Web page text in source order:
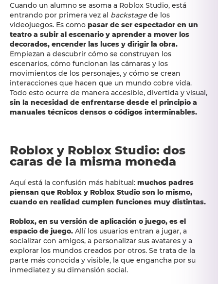
Cuando un alumno se asoma a Roblox Studio, está
entrando por primera vez al backstage de los
videojuegos. Es como pasar de ser espectador en un
teatro a subir al escenario y aprender a mover los
decorados, encender las luces y dirigir la obra.
Empiezan a descubrir cómo se construyen los
escenarios, cómo funcionan las cámaras y los
movimientos de los personajes, y cómo se crean
interacciones que hacen que un mundo cobre vida.
Todo esto ocurre de manera accesible, divertida y visual,
sin la necesidad de enfrentarse desde el principio a
manuales técnicos densos o códigos interminables.
Roblox y Roblox Studio: dos
caras de la misma moneda
Aquí está la confusión más habitual: muchos padres
piensan que Roblox y Roblox Studio son lo mismo,
cuando en realidad cumplen funciones muy distintas.
Roblox, en su versión de aplicación o juego, es el
espacio de juego. Allí los usuarios entran a jugar, a
socializar con amigos, a personalizar sus avatares y a
explorar los mundos creados por otros. Se trata de la
parte más conocida y visible, la que engancha por su
inmediatez y su dimensión social.